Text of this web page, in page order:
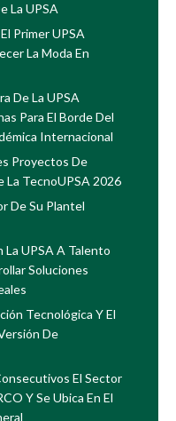
La UPSA
Primer UPSA
La Moda En
De La UPSA
Para El Borde Del
Internacional
Proyectos De
La TecnoUPSA 2026
De Su Plantel
La UPSA A Talento
Soluciones
Tecnológica Y El
De
El Sector
Y Se Ubica En El